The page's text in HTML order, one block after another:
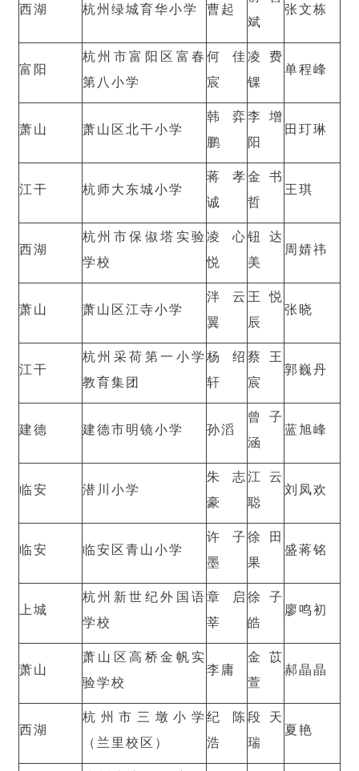
西湖 杭州绿城育华小学 曹起
斌
张文栋
富阳
杭州市富阳区富春
第八小学
何佳
宸
凌费
锞
单程峰
萧山 萧山区北干小学
韩弈
鹏
李增
阳
田玎琳
江干 杭师大东城小学
蒋孝
诚
金书
哲
王琪
西湖
杭州市保俶塔实验
学校
凌心
悦
钮达
美
周婧祎
萧山 萧山区江寺小学
泮云
翼
王悦
辰
张晓
江干
杭州采荷第一小学
教育集团
杨绍
轩
蔡王
宸
郭巍丹
建德 建德市明镜小学 孙滔
曾子
涵
蓝旭峰
临安 潜川小学
朱志
豪
江云
聪
刘凤欢
临安 临安区青山小学
许子
墨
徐田
果
盛蒋铭
上城
杭州新世纪外国语
学校
章启
莘
徐子
皓
廖鸣初
萧山
萧山区高桥金帆实
验学校
李庸
金苡
萱
郝晶晶
西湖
杭州市三墩小学
（兰里校区）
纪陈
浩
段天
瑞
夏艳